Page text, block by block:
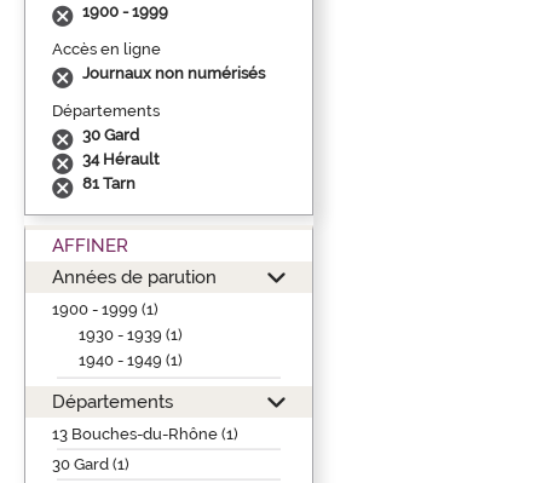
1900 - 1999
Accès en ligne
Journaux non numérisés
Départements
30 Gard
34 Hérault
81 Tarn
AFFINER
Années de parution
1900 - 1999 (1)
1930 - 1939 (1)
1940 - 1949 (1)
Départements
13 Bouches-du-Rhône (1)
30 Gard (1)